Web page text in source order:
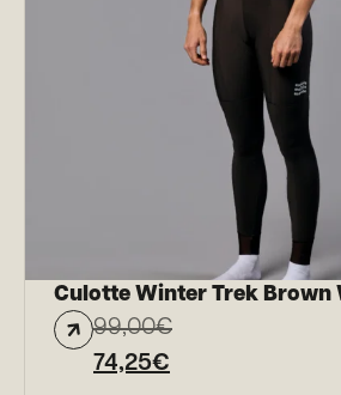
Culotte Winter Trek Brown
99,00€
74,25€